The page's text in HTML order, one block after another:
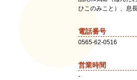
ひこのみこと）、息
電話番号
0565-62-0516
営業時間
-